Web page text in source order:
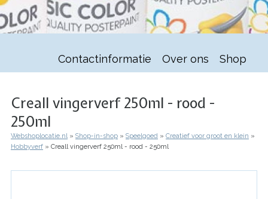
o
c
l
Contactinformatie Over ons Shop
Creall vingerverf 250ml - rood -
250ml
Kruimelpad
Webshoplocatie.nl Shop-in-shop Speelgoed
Creatief voor groot en klein
Hobbyverf
Creall vingerverf 250ml - rood - 250ml